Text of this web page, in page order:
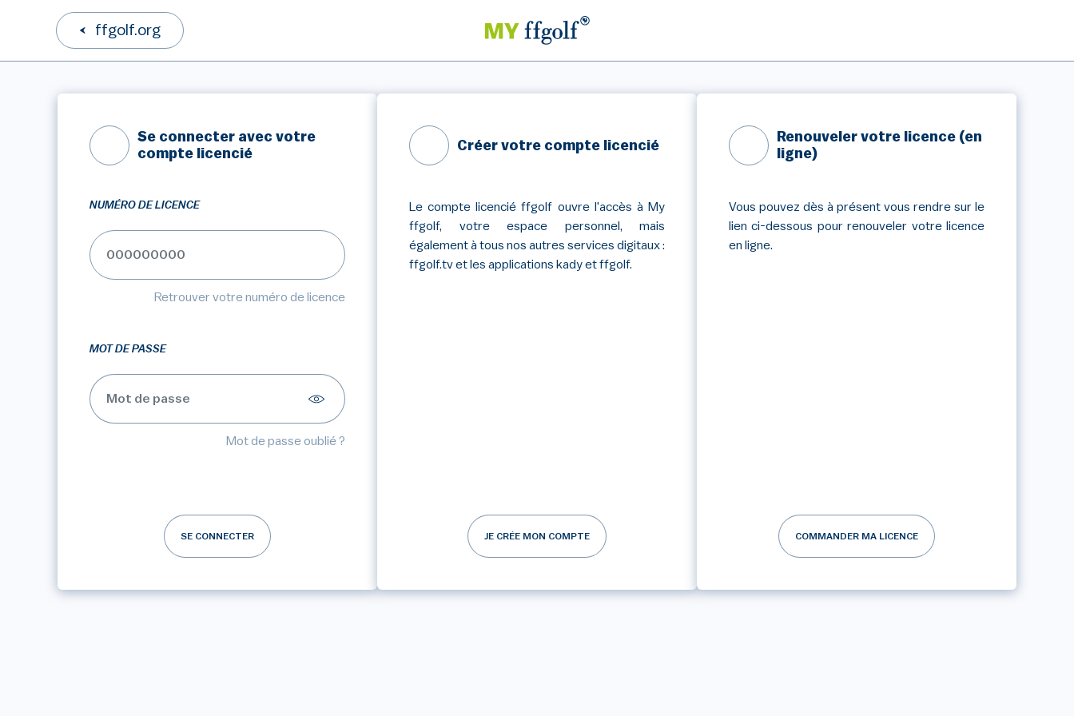
ffgolf.org
Se connecter avec votre
compte licencié
NUMÉRO DE LICENCE
Retrouver votre numéro de licence
MOT DE PASSE
Mot de passe oublié ?
SE CONNECTER
Créer votre compte licencié
Le compte licencié ffgolf ouvre l'accès à My
ffgolf, votre espace personnel, mais
également à tous nos autres services digitaux :
ffgolf.tv et les applications kady et ffgolf.
JE CRÉE MON COMPTE
Renouveler votre licence (en
ligne)
Vous pouvez dès à présent vous rendre sur le
lien ci-dessous pour renouveler votre licence
en ligne.
COMMANDER MA LICENCE